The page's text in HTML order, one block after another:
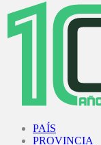
PAÍS
PROVINCIA